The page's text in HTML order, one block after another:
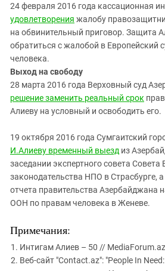
24 февраля 2016 года кассационная
удовлетворения жалобу
на обвинительный приговор. Защита
обратиться с жалобой в Европейский
человека.
Выход на свободу
28 марта 2016 года Верховный суд
решение заменить реальный срок
Алиеву на условный и освободить его.
19 октября 2016 года Сумгаитский
И.Алиеву временный выезд из
заседании экспертного совета
законодательства НПО в Страсбурге,
отчета правительства Азербайджана
ООН по правам человека в Женеве.
Примечания:
Интигам Алиев – 50 //
Веб-сайт "Contact.az": "People In